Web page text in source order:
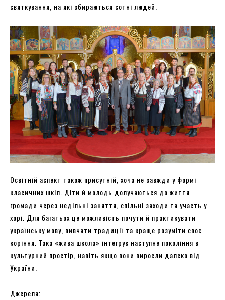
святкування, на які збираються сотні людей.
Освітній аспект також присутній, хоча не завжди у формі
класичних шкіл. Діти й молодь долучаються до життя
громади через недільні заняття, спільні заходи та участь у
хорі. Для багатьох це можливість почути й практикувати
українську мову, вивчати традиції та краще розуміти своє
коріння. Така «жива школа» інтегрує наступне покоління в
культурний простір, навіть якщо вони виросли далеко від
України.
Джерела: